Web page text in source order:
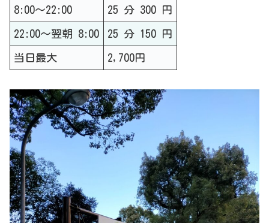
8:00～22:00 25 分 300 円
22:00～翌朝 8:00 25 分 150 円
当日最大 2,700円